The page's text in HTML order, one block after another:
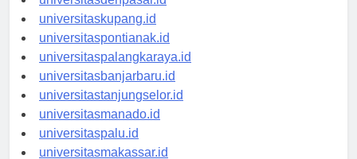
universitasdenpasar.id
universitaskupang.id
universitaspontianak.id
universitaspalangkaraya.id
universitasbanjarbaru.id
universitastanjungselor.id
universitasmanado.id
universitaspalu.id